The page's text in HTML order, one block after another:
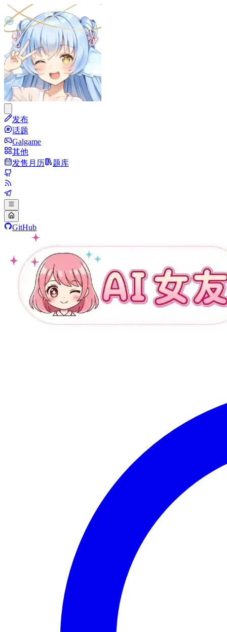
发布
话题
Galgame
其他
发售月历
题库
GitHub